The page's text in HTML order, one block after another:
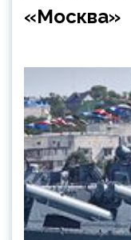
«Москва»